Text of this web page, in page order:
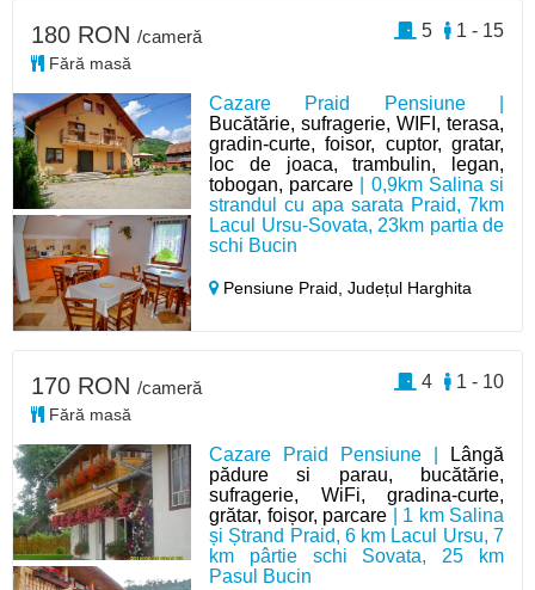
Cazare Praid Pensiune |
Bucătărie, sufragerie, WIFI, terasa,
gradin-curte, foisor, cuptor, gratar,
loc de joaca, trambulin, legan,
tobogan, parcare | 0,9km Salina si
strandul cu apa sarata Praid, 7km
Lacul Ursu-Sovata, 23km partia de
schi Bucin
Pensiune Praid,Județul Harghita
180 RON /cameră
Fără masă
1 - 15
5
Cazare Praid Pensiune |
Lângă
pădure si parau, bucătărie,
sufragerie, WiFi, gradina-curte,
grătar, foișor, parcare | 1 km Salina
și Ștrand Praid, 6 km Lacul Ursu, 7
km pârtie schi Sovata, 25 km
Pasul Bucin
170 RON /cameră
Fără masă
1 - 10
4